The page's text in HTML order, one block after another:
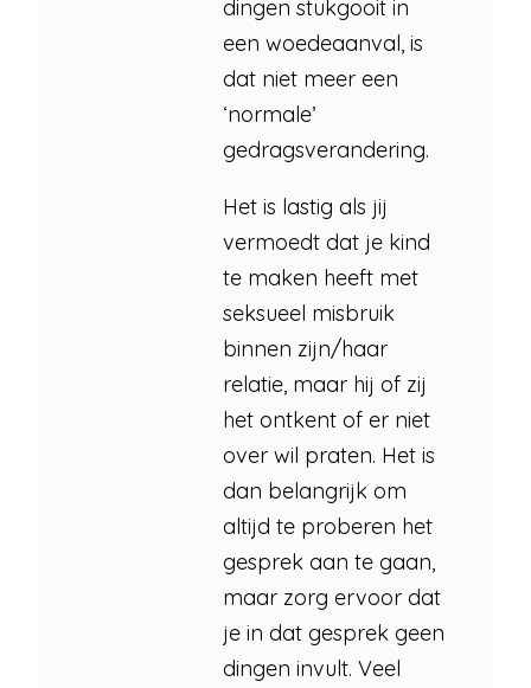
dingen stukgooit in
een woedeaanval, is
dat niet meer een
‘normale’
gedragsverandering.
Het is lastig als jij
vermoedt dat je kind
te maken heeft met
seksueel misbruik
binnen zijn/haar
relatie, maar hij of zij
het ontkent of er niet
over wil praten. Het is
dan belangrijk om
altijd te proberen het
gesprek aan te gaan,
maar zorg ervoor dat
je in dat gesprek geen
dingen invult. Veel